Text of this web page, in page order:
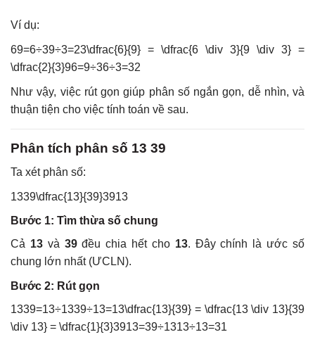
Ví dụ:
69=6÷39÷3=23\dfrac{6}{9} = \dfrac{6 \div 3}{9 \div 3} =
\dfrac{2}{3}96=9÷36÷3=32
Như vậy, việc rút gọn giúp phân số ngắn gọn, dễ nhìn, và
thuận tiện cho việc tính toán về sau.
Phân tích phân số 13 39
Ta xét phân số:
1339\dfrac{13}{39}3913
Bước 1: Tìm thừa số chung
Cả 13và 39đều chia hết cho 13. Đây chính là ước số
chung lớn nhất (ƯCLN).
Bước 2: Rút gọn
1339=13÷1339÷13=13\dfrac{13}{39} = \dfrac{13 \div 13}{39
\div 13} = \dfrac{1}{3}3913=39÷1313÷13=31